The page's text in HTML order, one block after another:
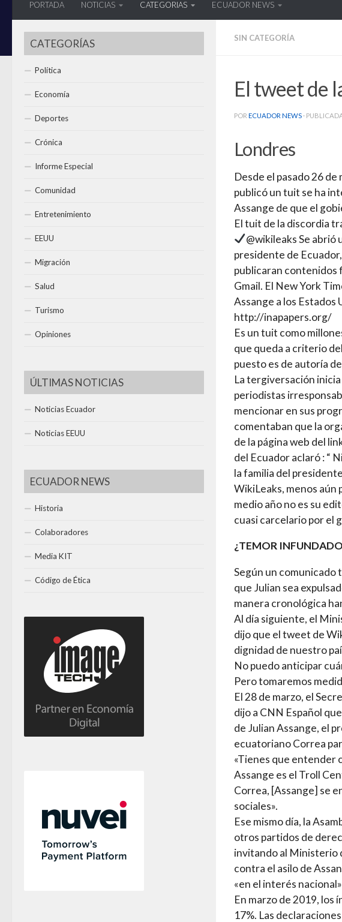
PORTADA NOTICIAS CATEGORIAS ECUADOR NEWS
SIN CATEGORÍA
El tweet de
POR ECUADOR NEWS ·
Londres
Desde el pasado 26
publicó un tuit se ha
Assange de que el
El tuit de la discordia
@wikileaks Se
presidente de
publicaran contenidos
Gmail. El New York
Assange a los Estados
http://inapapers.org/
Es un tuit como
que queda a criterio
puesto es de autoría
La tergiversación
periodistas
mencionar en sus
comentaban que la
de la página web del
del Ecuador aclaró : “
la familia del
WikiLeaks, menos aún
medio año no es su
cuasi carcelario por el
¿TEMOR
Según un comunicado
que Julian sea
manera cronológica
Al día siguiente, el
dijo que el tweet de
dignidad de nuestro
No puedo anticipar
Pero tomaremos
El 28 de marzo, el
dijo a CNN Español
de Julian Assange, el
ecuatoriano Correa
«Tienes que entender
Assange es el Troll
Correa, [Assange] se
sociales».
Ese mismo día, la
otros partidos de
invitando al Ministerio
contra el asilo de
«en el interés
En marzo de 2019, los
17%. Las
CATEGORÍAS
Política
Economía
Deportes
Crónica
Informe Especial
Comunidad
Entretenimiento
EEUU
Migración
Salud
Turismo
Opiniones
ÚLTIMAS NOTICIAS
Noticias Ecuador
Noticias EEUU
ECUADOR NEWS
Historia
Colaboradores
Media KIT
Código de Ética